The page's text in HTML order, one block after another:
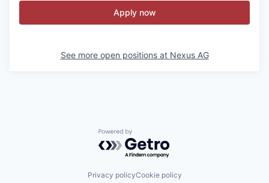
Apply now
See more open positions at Nexus AG
Powered by Getro.com
Privacy policyCookie policy